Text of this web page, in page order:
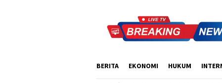
BERITA EKONOMI HUKUM